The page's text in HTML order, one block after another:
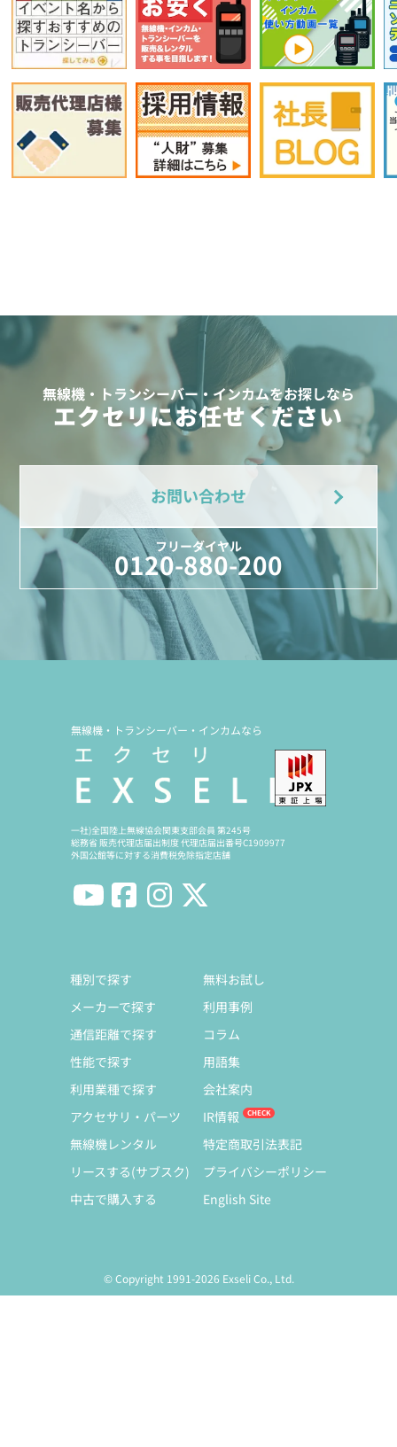
無線機・トランシーバー・インカムをお探しなら
エクセリにお任せください
お問い合わせ
フリーダイヤル
0120-880-200
無線機・トランシーバー・インカムなら
一社)全国陸上無線協会関東支部会員 第245号
総務省 販売代理店届出制度 代理店届出番号C1909977
外国公館等に対する消費税免除指定店舗
種別で探す
メーカーで探す
通信距離で探す
性能で探す
利用業種で探す
アクセサリ・パーツ
無線機レンタル
リースする(サブスク)
中古で購入する
無料お試し
利用事例
コラム
用語集
会社案内
IR情報
特定商取引法表記
プライバシーポリシー
English Site
© Copyright 1991-2026 Exseli Co., Ltd.